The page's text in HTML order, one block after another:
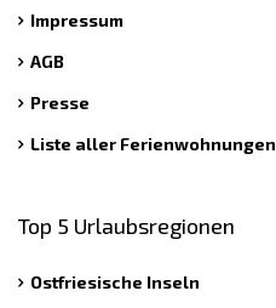
Impressum
AGB
Presse
Liste aller Ferienwohnungen
Top 5 Urlaubsregionen
Ostfriesische Inseln